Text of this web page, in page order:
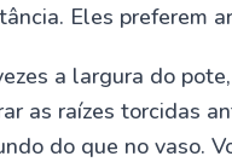
Eles preferem
a largura do
as raízes torcidas
do que no vaso.